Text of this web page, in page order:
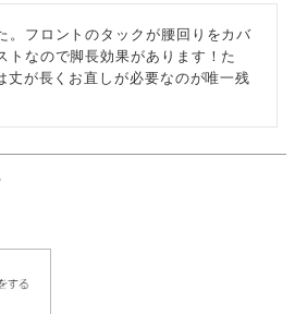
。フロントのタックが腰回りをカバ
トなので脚長効果があります！た
が長くお直しが必要なのが唯一残